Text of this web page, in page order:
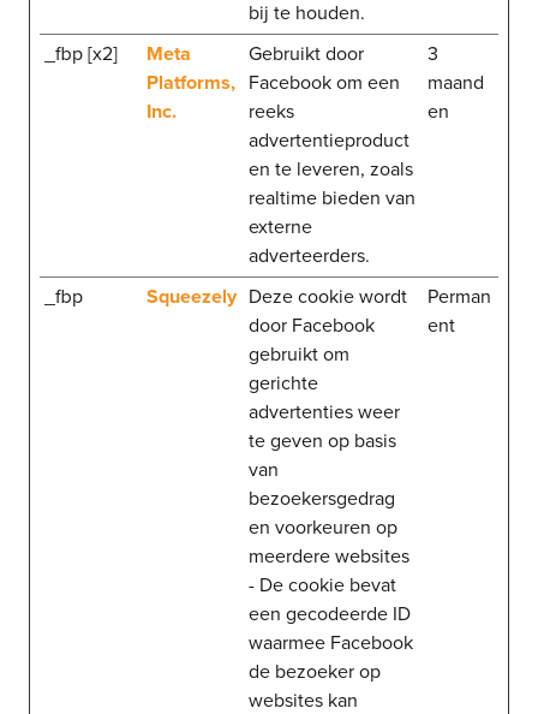
bij te houden.
_fbp [x2]
Meta
Platforms,
Inc.
Gebruikt door
Facebook om een
reeks
advertentieproduct
en te leveren, zoals
realtime bieden van
externe
adverteerders.
3
maand
en
_fbp Squeezely Deze cookie wordt
door Facebook
gebruikt om
gerichte
advertenties weer
te geven op basis
van
bezoekersgedrag
en voorkeuren op
meerdere websites
- De cookie bevat
een gecodeerde ID
waarmee Facebook
de bezoeker op
websites kan
Perman
ent